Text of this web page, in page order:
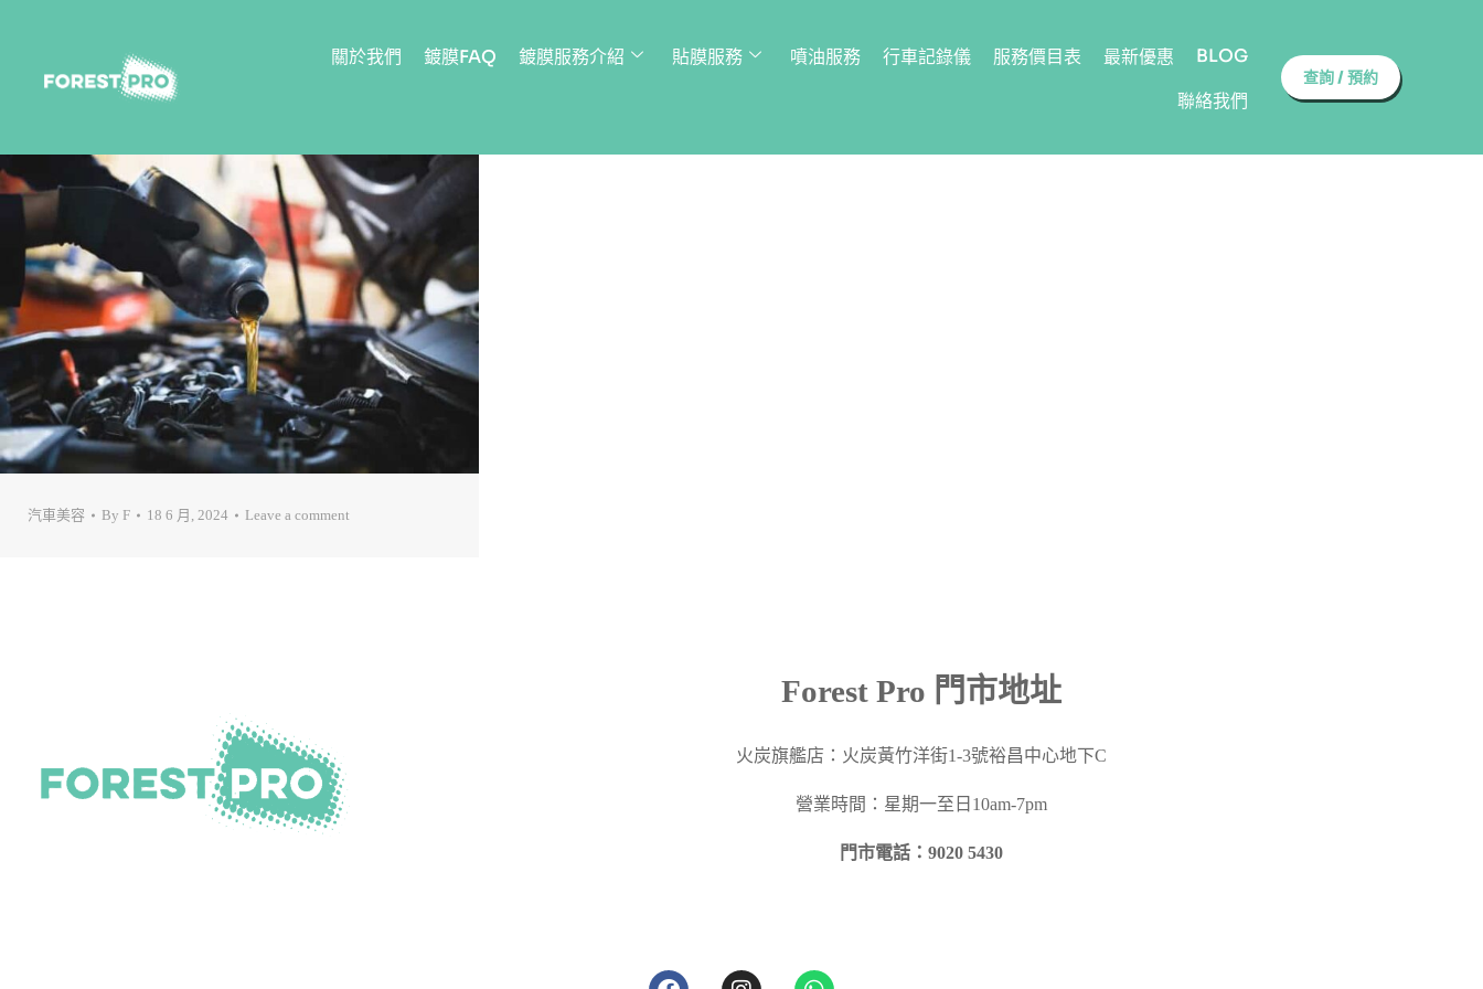
關於我們 鍍膜FAQ 鍍膜服務介紹 貼膜服務 噴油服務 行車記錄儀 服務價目表 最新優惠
BLOG
聯絡我們
查詢 / 預約
汽車美容 By F 18 6 月, 2024 Leave a comment
Forest Pro 門市地址
火炭旗艦店：火炭黃竹洋街1-3號裕昌中心地下C
營業時間：星期一至日10am-7pm
門市電話：9020 5430